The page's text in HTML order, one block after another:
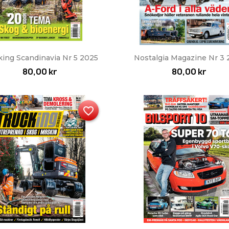
Snabbvy
Scandinavia Nr 5 2025
80,00 kr
Snabbvy
Nostalgia Magazine Nr 3
80,00 kr
favorite_border